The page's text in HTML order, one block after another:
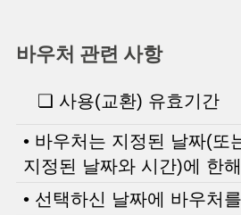
바우처 관련 사항
❏ 사용(교환) 유효기간
• 바우처는 지정된 날짜(또
지정된 날짜와 시간)에 한
• 선택하신 날짜에 바우처